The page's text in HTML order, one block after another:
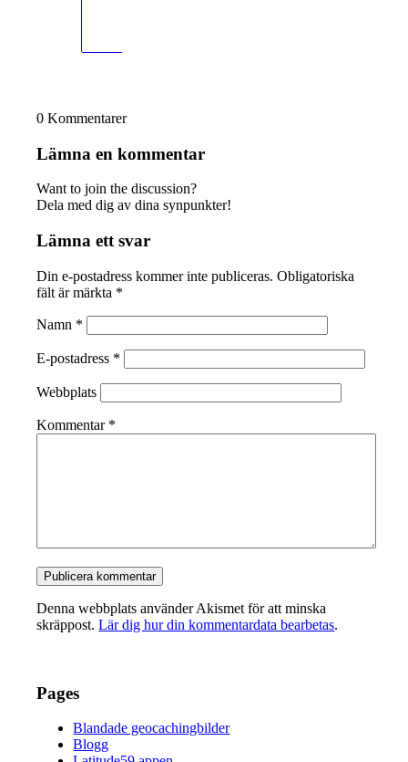
0 Kommentarer
Lämna en kommentar
Want to join the discussion?
Dela med dig av dina synpunkter!
Lämna ett svar
Din e-postadress kommer inte publiceras. Obligatoriska
fält är märkta *
Namn *
E-postadress *
Webbplats
Kommentar *
Denna webbplats använder Akismet för att minska
skräppost.Lär dig hur din kommentardata bearbetas.
Pages
Blandade geocachingbilder
Blogg